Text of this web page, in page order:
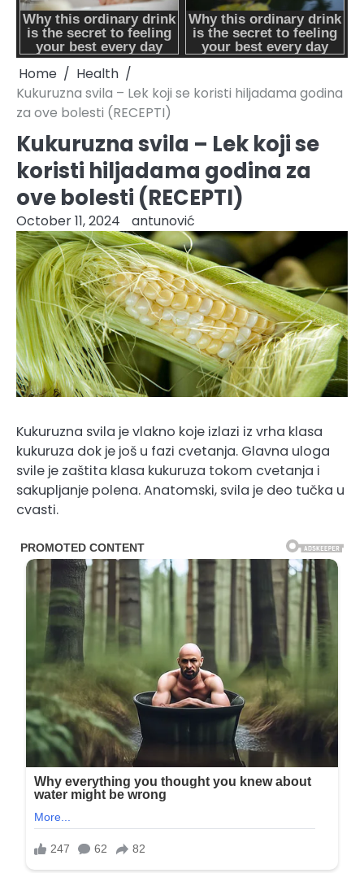
Home
Health
Kukuruzna svila – Lek koji se koristi hiljadama godina
za ove bolesti (RECEPTI)
Kukuruzna svila – Lek koji se
koristi hiljadama godina za
ove bolesti (RECEPTI)
October 11, 2024 antunović
Kukuruzna svila je vlakno koje izlazi iz vrha klasa
kukuruza dok je još u fazi cvetanja. Glavna uloga
svile je zaštita klasa kukuruza tokom cvetanja i
sakupljanje polena. Anatomski, svila je deo tučka u
cvasti.